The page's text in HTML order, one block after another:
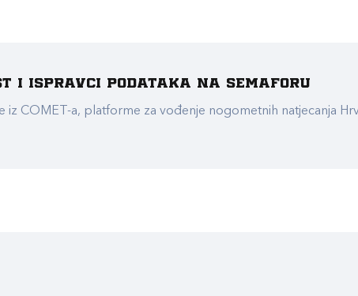
ispravci podataka na Semaforu
iz COMET-a, platforme za vođenje nogometnih natjecanja